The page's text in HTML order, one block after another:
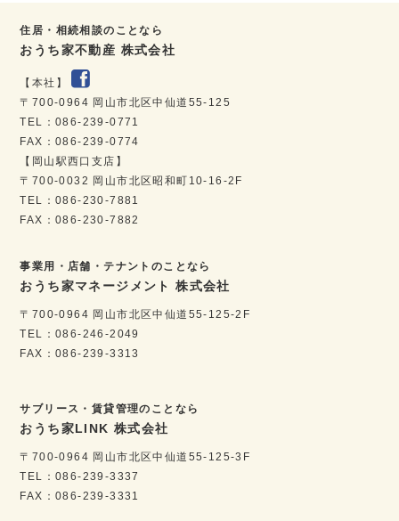
住居・相続相談のことなら
おうち家不動産 株式会社
【本社】
〒700-0964 岡山市北区中仙道55-125
TEL：086-239-0771
FAX：086-239-0774
【岡山駅西口支店】
〒700-0032 岡山市北区昭和町10-16-2F
TEL：086-230-7881
FAX：086-230-7882
事業用・店舗・テナントのことなら
おうち家マネージメント 株式会社
〒700-0964 岡山市北区中仙道55-125-2F
TEL：086-246-2049
FAX：086-239-3313
サブリース・賃貸管理のことなら
おうち家LINK 株式会社
〒700-0964 岡山市北区中仙道55-125-3F
TEL：086-239-3337
FAX：086-239-3331